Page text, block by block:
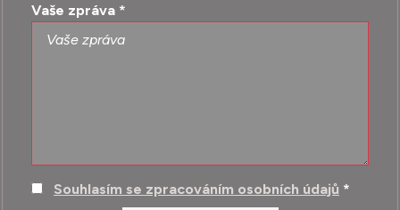
Vaše zpráva *
Souhlasím se zpracováním osobních údajů *